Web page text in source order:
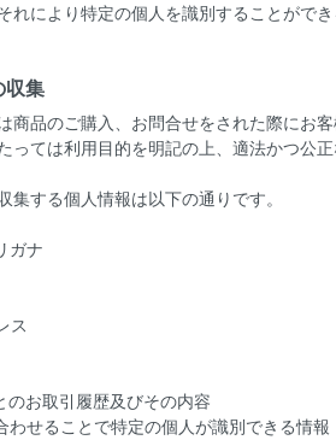
れにより特定の個人を識別することがで
収集
商品のご購入、お問合せをされた際にお
っては利用目的を明記の上、適法かつ公正
集する個人情報は以下の通りです。
ガナ
ス
のお取引履歴及びその内容
わせることで特定の個人が識別できる情報